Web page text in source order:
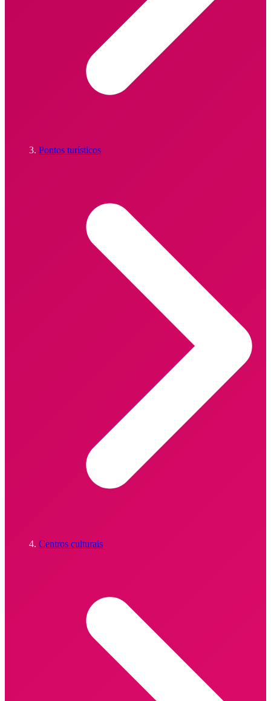
Pontos turísticos
Centros culturais